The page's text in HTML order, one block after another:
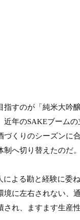
すのが「純米大吟
年のSAKEブームの
くりのシーズンに
へ切り替えたのだ。
よる勘と経験に委
に左右されない、
れ、ますます生産